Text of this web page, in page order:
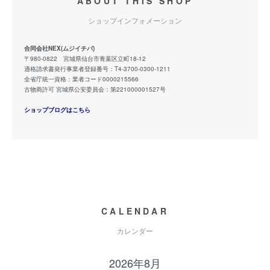
ショップインフォメーション
合同会社NEX(ムジイチバ)
〒980-0822 宮城県仙台市青葉区立町18-12
適格請求書発行事業者登録番号：T4-3700-0300-1211
全省庁統一資格：業者コード0000215566
古物商許可 宮城県公安委員会：第221000001527号
ショップブログはこちら
CALENDAR
カレンダー
2026年8月